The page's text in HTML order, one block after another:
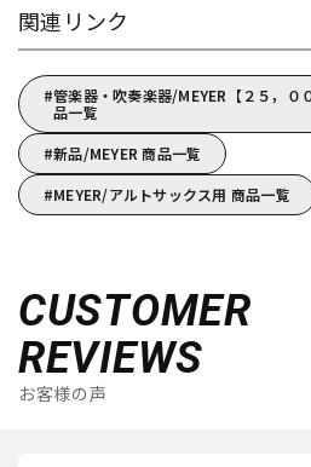
関連リンク
管楽器・吹奏楽器/MEYER【２５，０
品一覧
新品/MEYER 商品一覧
MEYER/アルトサックス用 商品一覧
CUSTOMER
REVIEWS
お客様の声